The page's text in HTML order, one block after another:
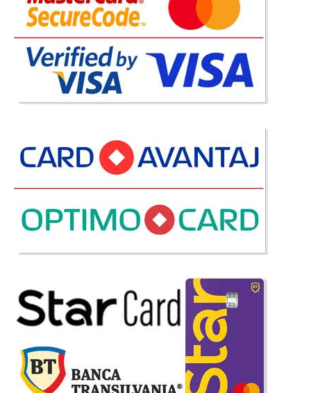
-43%
Masa de birou alba copii Yakut Line
Birou fete alb Pret Cilek
Birou alb pentru fete Yakut Line ⛅ Masa de birou alba pt. copii scoala ✍
Oferta pret import Direct Yakut Line Study Desk este un birou scolar alb
pentru fete si este foarte apreciat datorita designului minimalist modern.
Biroul alb pentru copii de scoala Yakut Line sur..
Pret Redus595 Lei
Stoc Epuizat - Indisponibil
Adauga la Favorite